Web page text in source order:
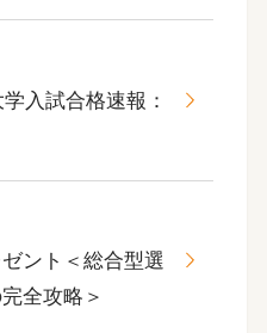
入試合格速報：
ント＜総合型選
全攻略＞